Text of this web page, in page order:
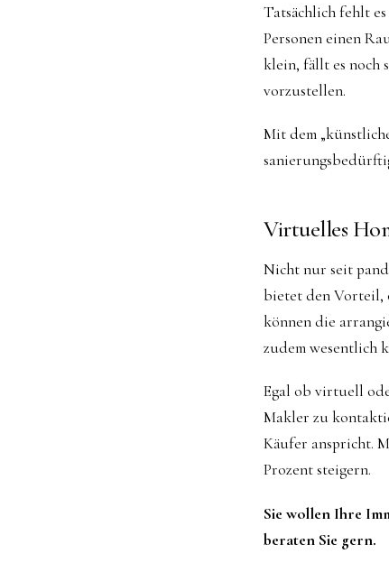
Tatsächlich fehlt
Personen einen
klein, fällt es noch
vorzustellen.
Mit dem
Virtuelles
Nicht nur seit
bietet den Vorteil,
können die
zudem wesentlich
Egal ob virtuell
Makler zu
Käufer anspricht.
Prozent steigern.
Sie wollen Ihre
beraten Sie gern.